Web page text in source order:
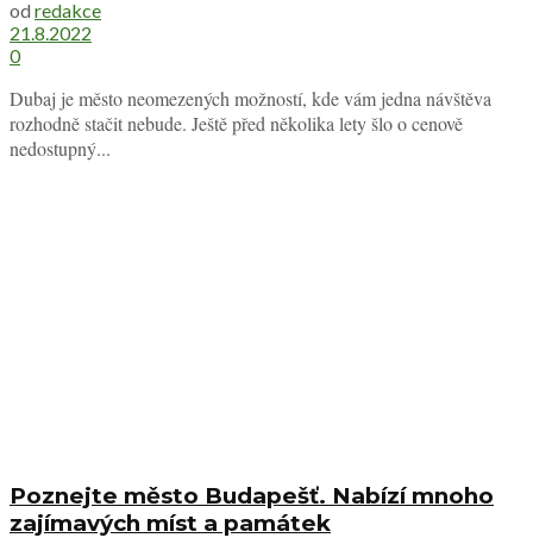
od redakce
21.8.2022
0
Dubaj je město neomezených možností, kde vám jedna návštěva
rozhodně stačit nebude. Ještě před několika lety šlo o cenově
nedostupný...
Poznejte město Budapešť. Nabízí mnoho
zajímavých míst a památek